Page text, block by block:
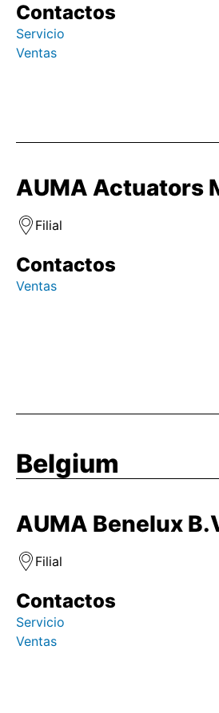
Contactos
Servicio
Ventas
AUMA Actuators
Filial
Contactos
Ventas
Belgium
AUMA Benelux
Filial
Contactos
Servicio
Ventas